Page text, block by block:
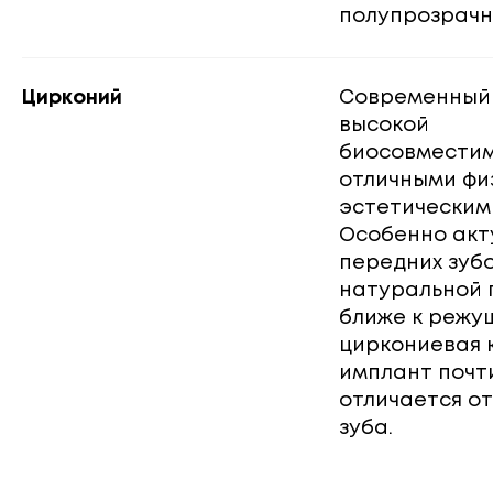
Цирконий
высокой
отличными
Особенно
передних
натуральной
ближе к
циркониевая
имплант
отличается
зуба.